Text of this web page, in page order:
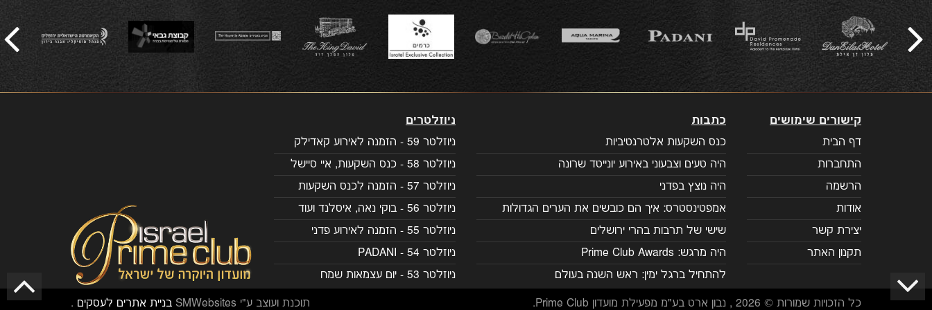
קישורים שימושים
דף הבית
התחברות
הרשמה
אודות
יצירת קשר
תקנון האתר
כתבות
כנס השקעות אלטרנטיביות
היה טעים וצבעוני באירוע יונייטד שרונה
היה נוצץ בפדני
אמפטינסטרס: איך הם כובשים את הערים הגדולות
שישי של תרבות בהרי ירושלים
היה מרגש: Prime Club Awards
להתחיל ברגל ימין: ראש השנה בעולם
ניוזלטרים
ניוזלטר 59 - הזמנה לאירוע קאדילק
ניוזלטר 58 - כנס השקעות, איי סיישל
ניוזלטר 57 - הזמנה לכנס השקעות
ניוזלטר 56 - בוקי נאה, איסלנד ועוד
ניוזלטר 55 - הזמנה לאירוע פדני
ניוזלטר 54 - PADANI
ניוזלטר 53 - יום עצמאות שמח
כל הזכויות שמורות © 2026 , נבון ארט בע"מ מפעילת מועדון Prime Club. תוכנת ועוצב ע"י SMWebsites בניית אתרים לעסקים .